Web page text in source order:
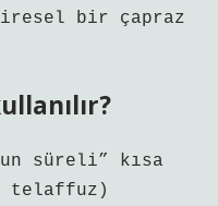
bir çapraz
süreli” kısa
telaffuz)